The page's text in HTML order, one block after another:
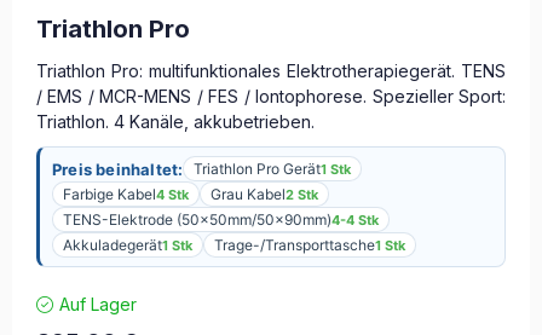
Triathlon Pro
Triathlon Pro: multifunktionales Elektrotherapiegerät. TENS
/ EMS / MCR-MENS / FES / Iontophorese. Spezieller Sport:
Triathlon. 4 Kanäle, akkubetrieben.
Preis beinhaltet: Triathlon Pro Gerät1 Stk
Farbige Kabel4 Stk Grau Kabel2 Stk
TENS-Elektrode (50x50mm/50x90mm)4-4 Stk
Akkuladegerät1 Stk Trage-/Transporttasche1 Stk
Auf Lager